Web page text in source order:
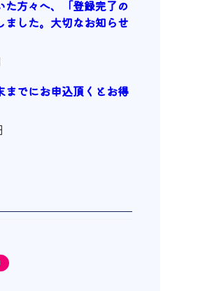
た方々へ、「登録完了の
ました。大切なお知らせ
までにお申込頂くとお得